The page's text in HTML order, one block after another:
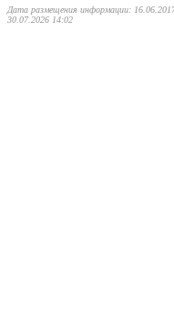
Дата размещения информации:
30.07.2026 14:02